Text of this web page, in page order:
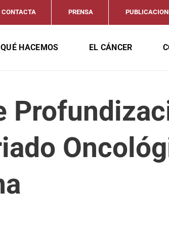
CONTACTA PRENSA
QUÉ HACEMOS EL CÁNCER